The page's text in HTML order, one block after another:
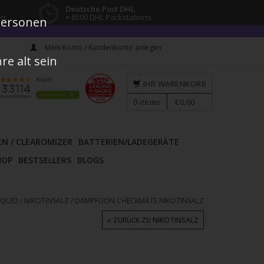
Deutsche Post DHL
+ 6500 DHL Packstations
Mein Konto / Kundenkonto anlegen
/ CLEAROMIZER
BATTERIEN/LADEGERÄTE
BESTSELLERS BLOGS
IHR WARENKORB
0 items €0,00
/ NIKOTINSALZ / DAMPFLION CHECKMATE NIKOTINSALZ
ZURÜCK ZU NIKOTINSALZ
alt sein